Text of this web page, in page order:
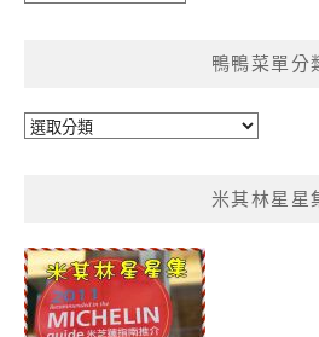
鴨鴨菜單分
鴨
類
米其林星星